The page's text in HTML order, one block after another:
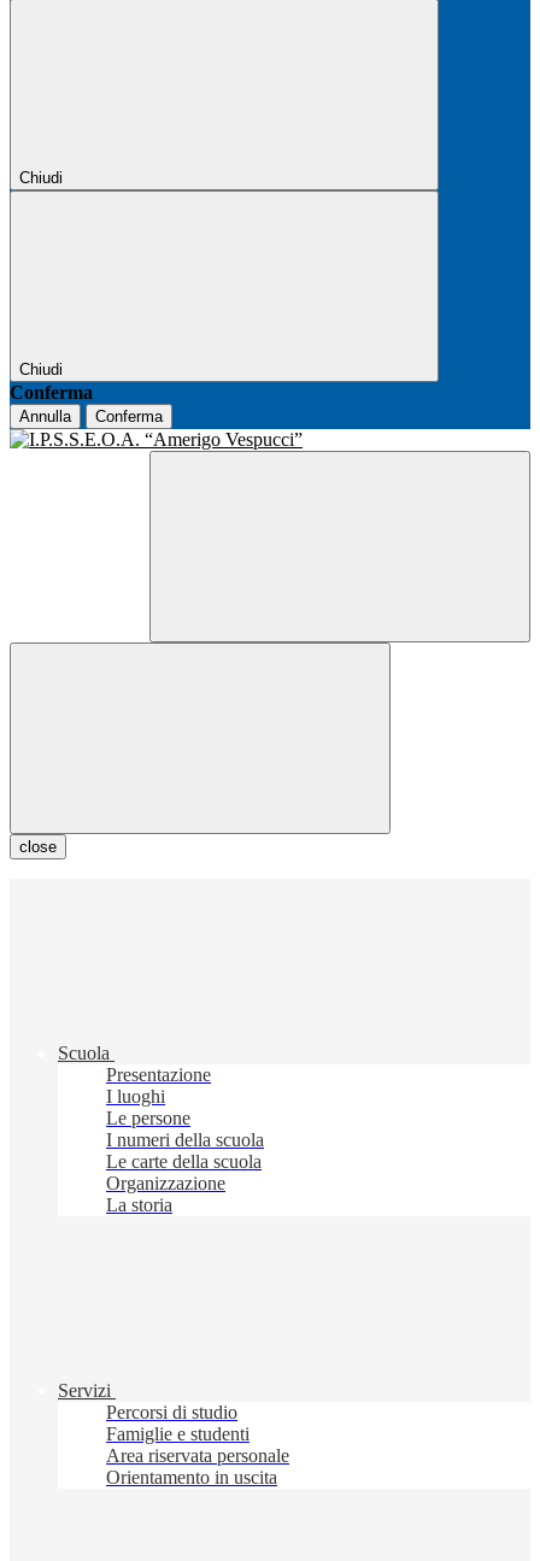
Chiudi
Chiudi
Conferma
Annulla Conferma
close
Scuola
Presentazione
I luoghi
Le persone
I numeri della scuola
Le carte della scuola
Organizzazione
La storia
Servizi
Percorsi di studio
Famiglie e studenti
Area riservata personale
Orientamento in uscita